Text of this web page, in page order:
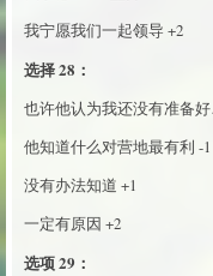
我宁愿我们一起领导 +2
选择 28：
也许他认为我还没有准备
他知道什么对营地最有利 -1
没有办法知道 +1
一定有原因 +2
选项 29：